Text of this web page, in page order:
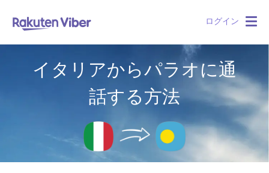
ログイン
イタリアからパラオに通
話する方法